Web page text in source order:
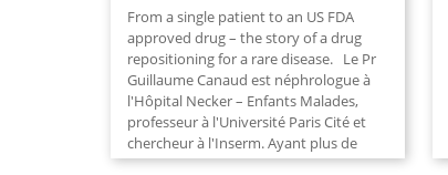
From a single patient to an US FDA
approved drug – the story of a drug
repositioning for a rare disease. Le Pr
Guillaume Canaud est néphrologue à
l'Hôpital Necker – Enfants Malades,
professeur à l'Université Paris Cité et
chercheur à l'Inserm. Ayant plus de
100...